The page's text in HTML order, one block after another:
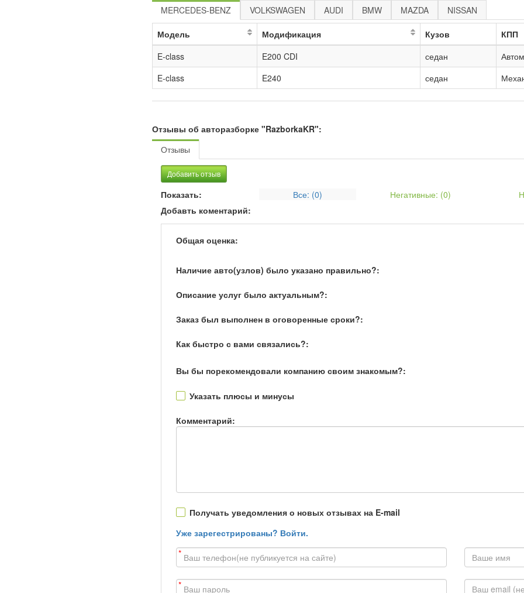
MERCEDES-BENZ
VOLKSWAGEN AUDI BMW MAZDA NISSAN
Модель Модификация Кузов КПП
E-class
E200 CDI седан
E-class
E240 седан
Отзывы об авторазборке "RazborkaKR":
Отзывы
Добавить отзыв
Показать: Все: (0) Негативные: (0)
Добавть коментарий:
Общая оценка:
Наличие авто(узлов) было указано правильно?:
Описание услуг было актуальным?:
Заказ был выполнен в оговоренные сроки?:
Как быстро с вами связались?:
Вы бы порекомендовали компанию своим знакомым?:
Указать плюсы и минусы
Комментарий:
Получать уведомления о новых отзывах на E-mail
Уже зарегестрированы? Войти.
*
*